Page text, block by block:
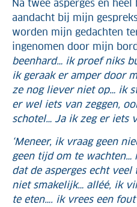
Na twee asperges en
aandacht bij mijn
worden mijn gedachten
ingenomen door mijn
beenhard… ik proef niks
ik geraak er amper door
ze nog liever niet op… ik
er wel iets van zeggen,
schotel… Ja ik zeg er iets
‘Meneer, ik vraag geen
geen tijd om te wachten…
dat de asperges echt
niet smakelijk… alléé, ik
te eten…. ik vrees een fout